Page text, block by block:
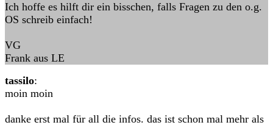
Ich hoffe es hilft dir ein bisschen, falls Fragen zu den o.g.
OS schreib einfach!
VG
Frank aus LE
tassilo:
moin moin
danke erst mal für all die infos. das ist schon mal mehr als